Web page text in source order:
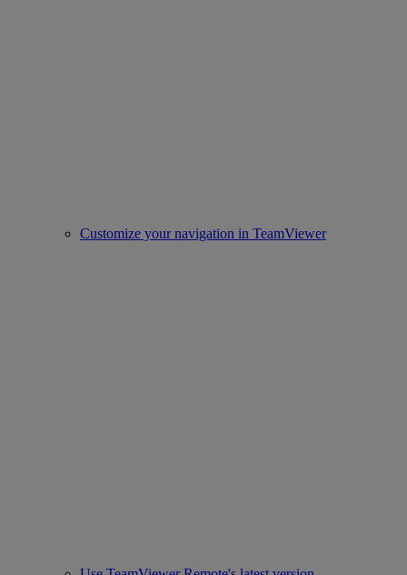
Customize your navigation in TeamViewer